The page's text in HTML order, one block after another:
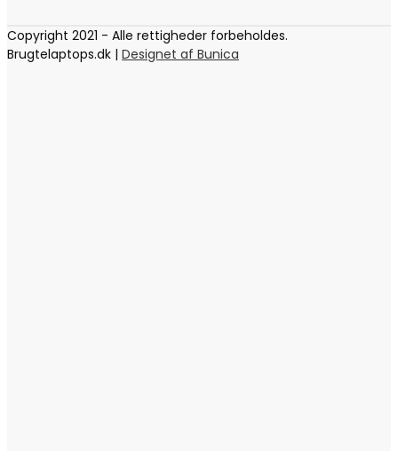
Copyright 2021 - Alle rettigheder forbeholdes.
Brugtelaptops.dk | Designet af Bunica